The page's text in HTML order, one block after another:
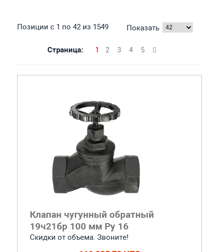
Позиции с 1 по 42 из 1549 Показать
Страница: 1 2 3 4 5
Клапан чугунный обратный
19ч21бр 100 мм Ру 16
Скидки от объема. Звоните!